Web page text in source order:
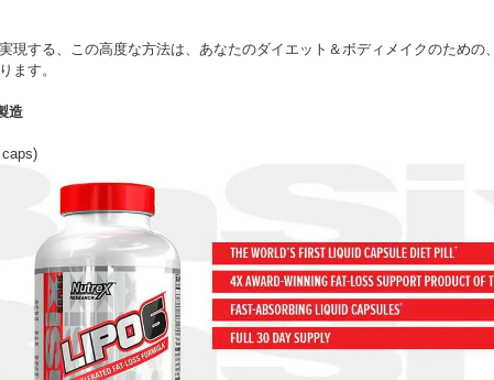
現する、この高度な方法は、あなたのダイエット＆ボディメイクのための
ます。
造
caps)